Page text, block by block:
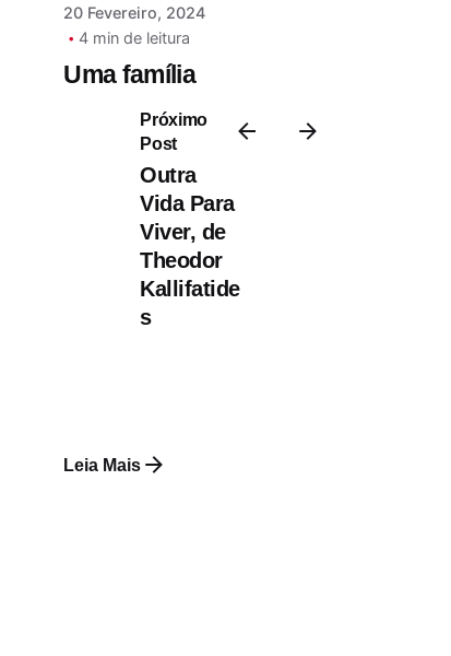
Próximo
Post
Outra
Vida Para
Viver, de
Theodor
Kallifatide
s
20 Fevereiro, 2024
4 min de leitura
Uma família
desligada, de
Amélie Javaux e
Annick Masson
Uma família desligada,
de Amélie Javaux e
Annick Masson, foi o
primeiro...
Álbum ilustrado
Leia Mais